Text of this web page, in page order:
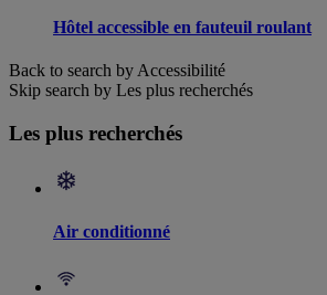
Hôtel accessible en fauteuil roulant
Back to search by Accessibilité
Skip search by Les plus recherchés
Les plus recherchés
Air conditionné